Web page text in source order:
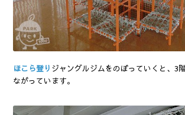
ほこら登り ジャングルジムをのぼっていくと、3
ながっています。